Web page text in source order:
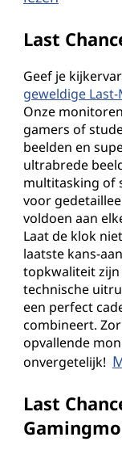
Last
Geef je
geweldige
Onze
gamers of
beelden en
ultrabrede
multitasking of
voor
voldoen aan
Laat de klok
laatste kans-
topkwaliteit zijn
technische
een perfect
combineert.
opvallende
onvergetelijk!
Last